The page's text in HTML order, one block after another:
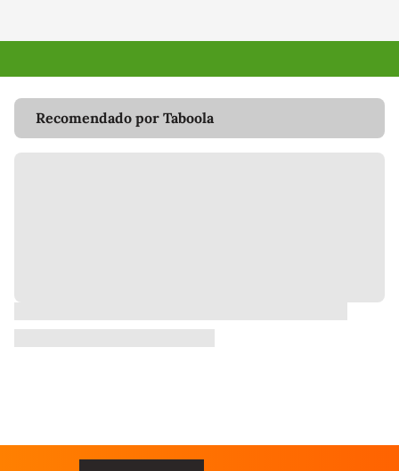
Recomendado por Taboola